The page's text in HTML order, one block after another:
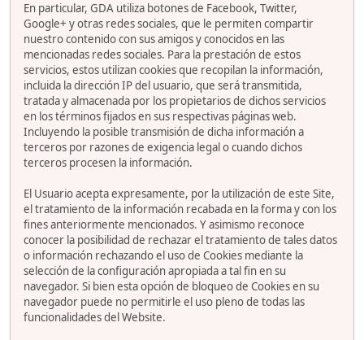
En particular, GDA utiliza botones de Facebook, Twitter,
Google+ y otras redes sociales, que le permiten compartir
nuestro contenido con sus amigos y conocidos en las
mencionadas redes sociales. Para la prestación de estos
servicios, estos utilizan cookies que recopilan la información,
incluida la dirección IP del usuario, que será transmitida,
tratada y almacenada por los propietarios de dichos servicios
en los términos fijados en sus respectivas páginas web.
Incluyendo la posible transmisión de dicha información a
terceros por razones de exigencia legal o cuando dichos
terceros procesen la información.
El Usuario acepta expresamente, por la utilización de este Site,
el tratamiento de la información recabada en la forma y con los
fines anteriormente mencionados. Y asimismo reconoce
conocer la posibilidad de rechazar el tratamiento de tales datos
o información rechazando el uso de Cookies mediante la
selección de la configuración apropiada a tal fin en su
navegador. Si bien esta opción de bloqueo de Cookies en su
navegador puede no permitirle el uso pleno de todas las
funcionalidades del Website.